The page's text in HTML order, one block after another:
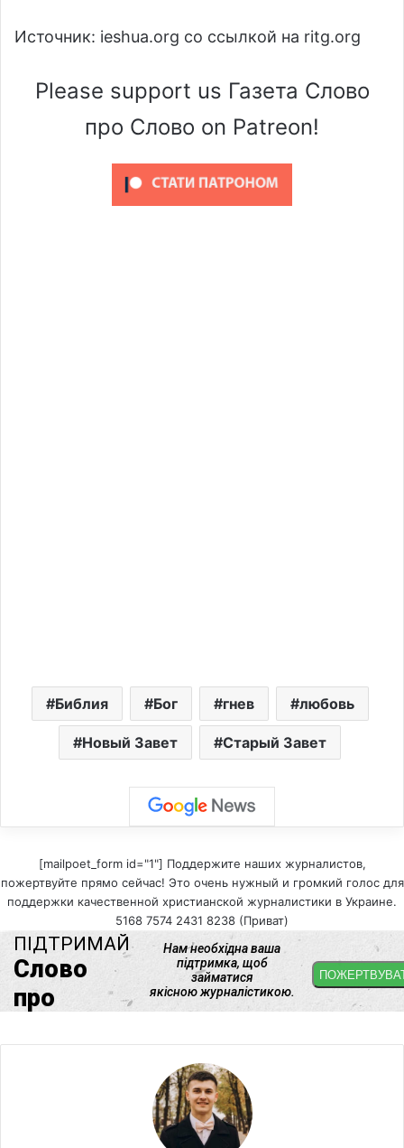
Источник: ieshua.org со ссылкой на ritg.org
Please support us Газета Слово
про Слово on Patreon!
Библия Бог гнев любовь
Новый Завет Старый Завет
[mailpoet_form id="1"] Поддержите наших журналистов,
пожертвуйте прямо сейчас! Это очень нужный и громкий голос для
поддержки качественной христианской журналистики в Украине.
5168 7574 2431 8238 (Приват)